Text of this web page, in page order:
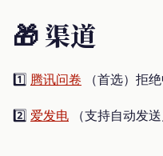
🎁 渠道
1️⃣ 腾讯问卷 （首选）拒
2️⃣ 爱发电 （支持自动发送